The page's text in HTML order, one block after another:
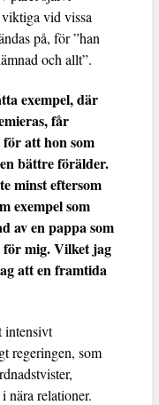
vid vissa
på, för ”han
och allt”.
exempel, där
får
att hon som
bättre förälder.
minst eftersom
exempel som
av en pappa som
mig. Vilket jag
att en framtida
intensivt
regeringen, som
nära relationer.